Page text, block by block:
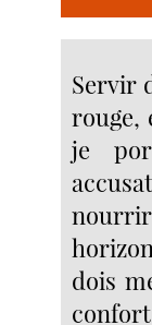
Servir
rouge,
je
nourrir
dois